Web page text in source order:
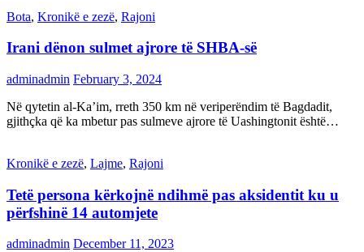
Bota, Kronikë e zezë, Rajoni
Irani dënon sulmet ajrore të SHBA-së
adminadmin February 3, 2024
Në qytetin al-Ka’im, rreth 350 km në veriperëndim të Bagdadit,
gjithçka që ka mbetur pas sulmeve ajrore të Uashingtonit është…
Kronikë e zezë, Lajme, Rajoni
Tetë persona kërkojnë ndihmë pas aksidentit ku u
përfshinë 14 automjete
adminadmin December 11, 2023